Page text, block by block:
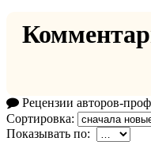
Рецензии авторов-
Сортировка:
Показывать по: